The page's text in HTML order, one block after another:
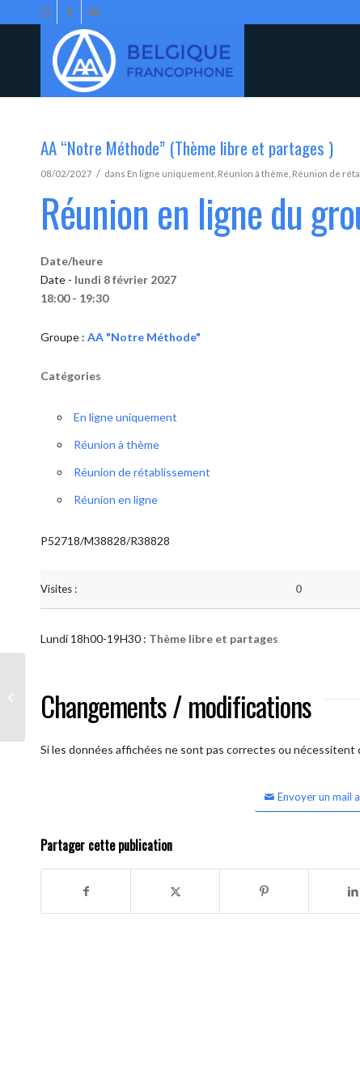
AA “Notre Méthode” (Thème libre et partages )
08/02/2027 / dans En ligne uniquement Réunion à thème Réunion de
Réunion en ligne du
Date/heure
Date - lundi 8 février 2027
18:00 - 19:30
Groupe : AA "Notre Méthode"
Catégories
En ligne uniquement
Réunion à thème
Réunion de rétablissement
Réunion en ligne
P52718/M38828/R38828
Visites : 0
Lundi 18h00-19H30 : Thème libre et partages
Changements / modifications
Si les données affichées ne sont pas correctes ou
Envoyer un mail
Partager cette publication
partages )